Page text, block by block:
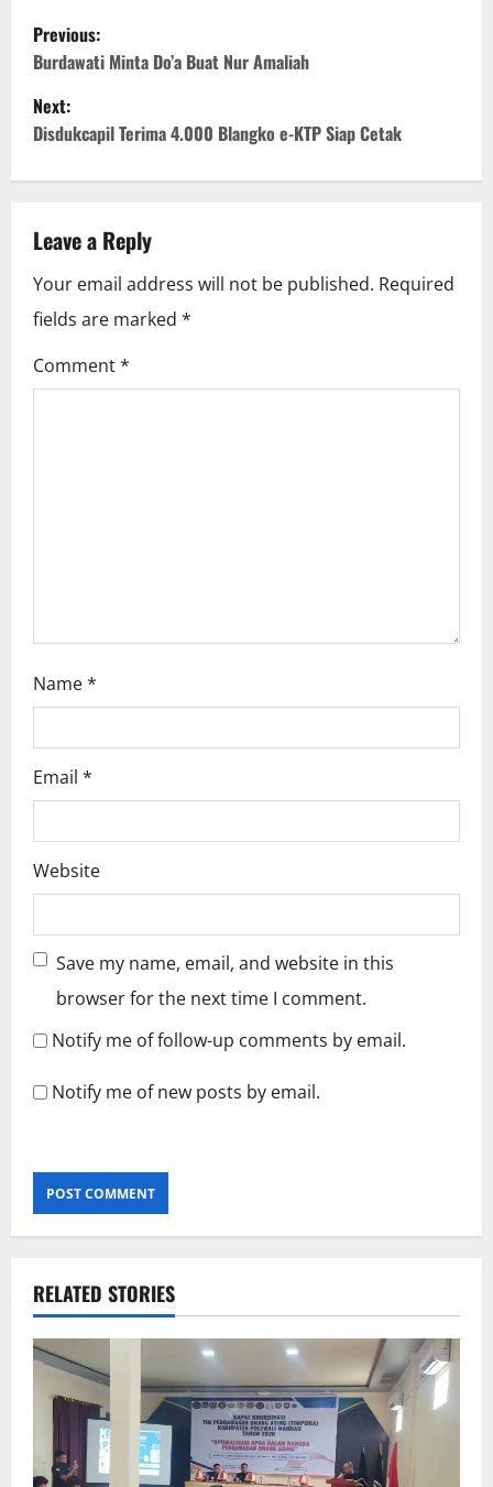
P
o
s
a
v
i
g
Previous:
Burdawati Minta Do’a Buat Nur Amaliah
Next:
Disdukcapil Terima 4.000 Blangko e-KTP Siap Cetak
Leave a Reply
Your email address will not be published. Required
fields are marked *
Comment*
Name*
Email *
Website
Save my name, email, and website in this
browser for the next time I comment.
Notify me of follow-up comments by email.
Notify me of new posts by email.
RELATED STORIES